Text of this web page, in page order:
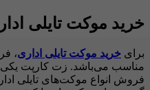
خرید موکت تایلی
برای خرید موکت تایلی اداری،
مناسب می‌باشد. زت کارپت یکی
فروش انواع موکت‌های تایلی